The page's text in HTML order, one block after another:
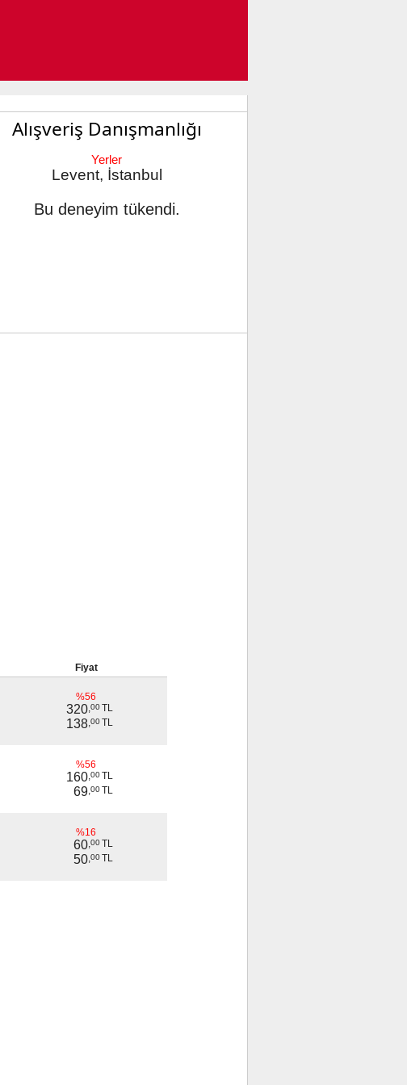
Alışveriş Danışmanlığı
Yerler
Levent, İstanbul
Bu deneyim tükendi.
Fiyat
%56
320,00TL
138,00TL
%56
160,00TL
69,00TL
%16
60,00TL
50,00TL